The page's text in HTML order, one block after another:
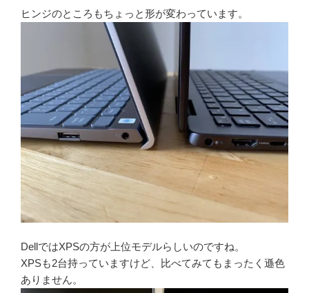
ヒンジのところもちょっと形が変わっています。
DellではXPSの方が上位モデルらしいのですね。
XPSも2台持っていますけど、比べてみてもまったく遜色
ありません。